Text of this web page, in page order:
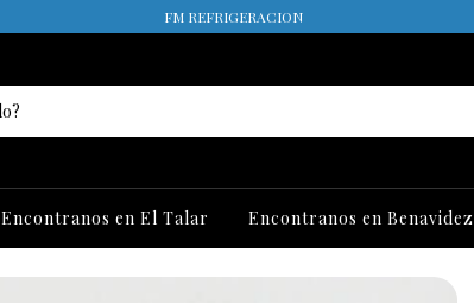
FM REFRIGERACION
Encontranos en El Talar Encontranos en Benavidez